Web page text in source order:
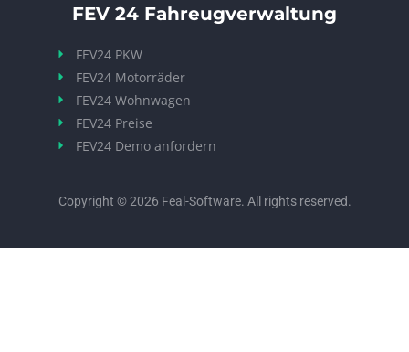
FEV 24 Fahreugverwaltung
FEV24 PKW
FEV24 Motorräder
FEV24 Wohnwagen
FEV24 Preise
FEV24 Demo anfordern
Copyright © 2026 Feal-Software. All rights reserved.